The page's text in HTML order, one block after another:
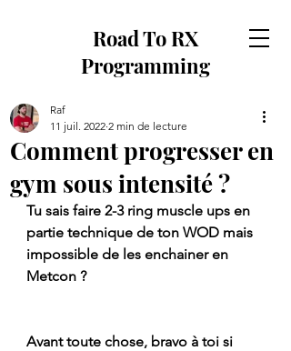
Road To RX
Programming
Comment progresser en
gym sous intensité ?
Raf
11 juil. 2022 2 min de lecture
Tu sais faire 2-3 ring muscle ups en
partie technique de ton WOD mais
impossible de les enchainer en
Metcon ?
Avant toute chose, bravo à toi si